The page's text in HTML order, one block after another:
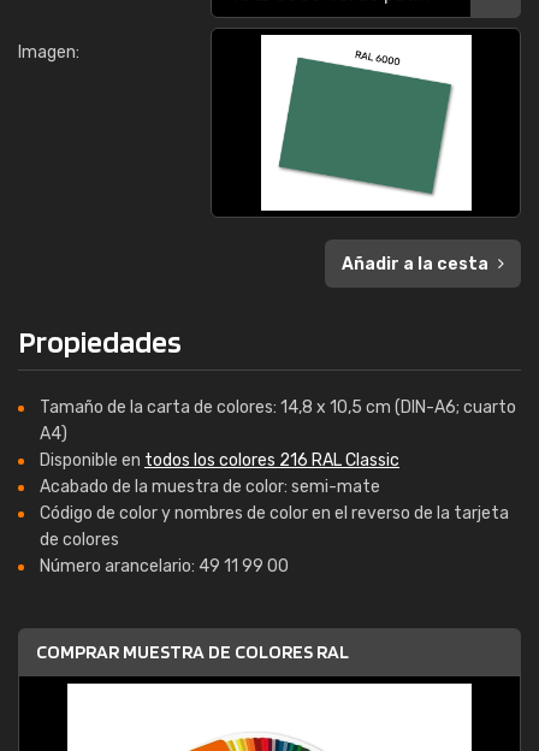
Imagen:
Añadir a la cesta
Propiedades
Tamaño de la carta de colores: 14,8 x 10,5 cm (DIN-A6; cuarto
A4)
Disponible en todos los colores 216 RAL Classic
Acabado de la muestra de color: semi-mate
Código de color y nombres de color en el reverso de la tarjeta
de colores
Número arancelario: 49 11 99 00
COMPRAR MUESTRA DE COLORES RAL